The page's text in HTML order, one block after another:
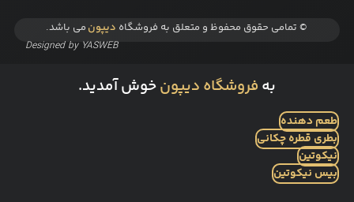
© تمامی حقوق محفوظ و متعلق به فروشگاه دیپون می باشد.
Designed by YASWEB
به فروشگاه دیپونخوش آمدید.
طعم دهنده
بطری قطره چکانی
نیکوتین
بیس نیکوتین